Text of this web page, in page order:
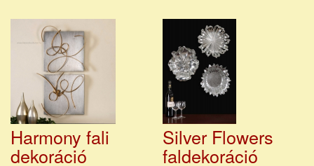
Harmony fali
dekoráció
Silver Flowers
faldekoráció